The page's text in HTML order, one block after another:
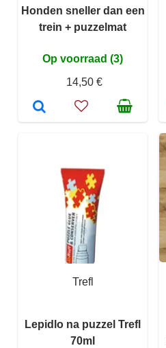
Honden sneller dan een
trein + puzzelmat
Op voorraad (3)
14,50 €
Trefl
Lepidlo na puzzel Trefl
70ml